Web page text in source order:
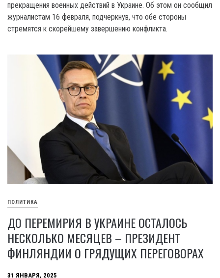
прекращения военных действий в Украине. Об этом он сообщил
журналистам 16 февраля, подчеркнув, что обе стороны
стремятся к скорейшему завершению конфликта.
ПОЛИТИКА
ДО ПЕРЕМИРИЯ В УКРАИНЕ ОСТАЛОСЬ
НЕСКОЛЬКО МЕСЯЦЕВ – ПРЕЗИДЕНТ
ФИНЛЯНДИИ О ГРЯДУЩИХ ПЕРЕГОВОРАХ
31 ЯНВАРЯ, 2025